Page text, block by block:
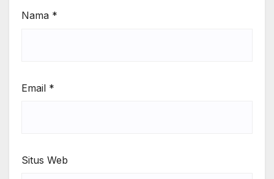
Nama *
Email *
Situs Web